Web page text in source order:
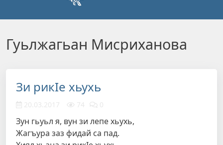
Гуьлжагьан Мисриханова
Зи рикIе хьухь
20.03.2017 74 0
Зун гьуьл я, вун зи лепе хьухь,
Жагъура заз фидай са пад.